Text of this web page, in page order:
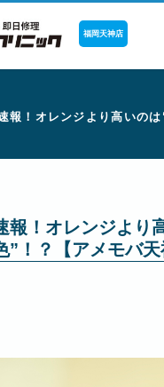
福岡天神店
報！オレンジより高いの
報！オレンジより
”！？【アメモバ天